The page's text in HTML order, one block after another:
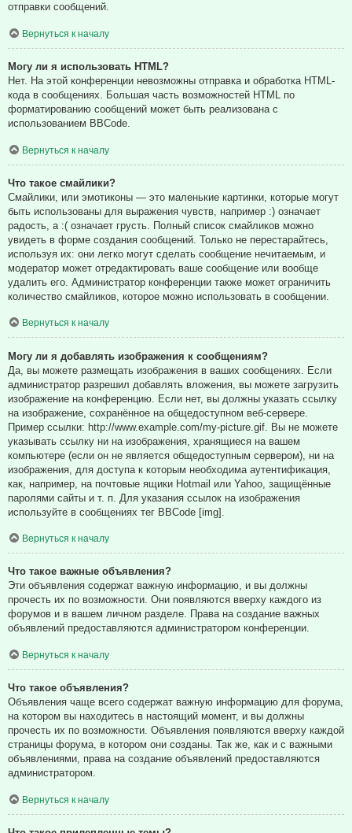
отправки сообщений.
Вернуться к началу
Могу ли я использовать HTML?
Нет. На этой конференции невозможны отправка и обработка HTML-
кода в сообщениях. Большая часть возможностей HTML по
форматированию сообщений может быть реализована с
использованием BBCode.
Вернуться к началу
Что такое смайлики?
Смайлики, или эмотиконы — это маленькие картинки, которые могут
быть использованы для выражения чувств, например :) означает
радость, а :( означает грусть. Полный список смайликов можно
увидеть в форме создания сообщений. Только не перестарайтесь,
используя их: они легко могут сделать сообщение нечитаемым, и
модератор может отредактировать ваше сообщение или вообще
удалить его. Администратор конференции также может ограничить
количество смайликов, которое можно использовать в сообщении.
Вернуться к началу
Могу ли я добавлять изображения к сообщениям?
Да, вы можете размещать изображения в ваших сообщениях. Если
администратор разрешил добавлять вложения, вы можете загрузить
изображение на конференцию. Если нет, вы должны указать ссылку
на изображение, сохранённое на общедоступном веб-сервере.
Пример ссылки: http://www.example.com/my-picture.gif. Вы не можете
указывать ссылку ни на изображения, хранящиеся на вашем
компьютере (если он не является общедоступным сервером), ни на
изображения, для доступа к которым необходима аутентификация,
как, например, на почтовые ящики Hotmail или Yahoo, защищённые
паролями сайты и т. п. Для указания ссылок на изображения
используйте в сообщениях тег BBCode [img].
Вернуться к началу
Что такое важные объявления?
Эти объявления содержат важную информацию, и вы должны
прочесть их по возможности. Они появляются вверху каждого из
форумов и в вашем личном разделе. Права на создание важных
объявлений предоставляются администратором конференции.
Вернуться к началу
Что такое объявления?
Объявления чаще всего содержат важную информацию для форума,
на котором вы находитесь в настоящий момент, и вы должны
прочесть их по возможности. Объявления появляются вверху каждой
страницы форума, в котором они созданы. Так же, как и с важными
объявлениями, права на создание объявлений предоставляются
администратором.
Вернуться к началу